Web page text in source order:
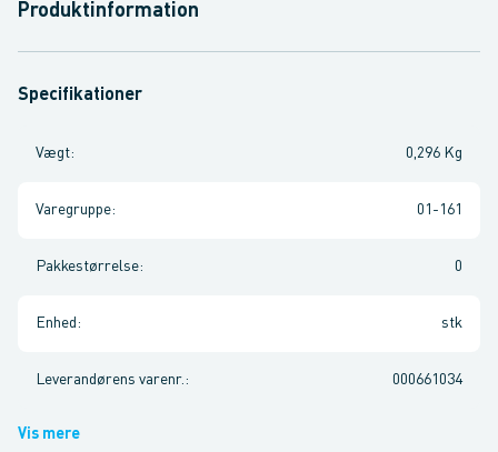
Produktinformation
Specifikationer
Vægt: 0,296 Kg
Varegruppe: 01-161
Pakkestørrelse: 0
Enhed : stk
Leverandørens varenr. : 000661034
Vis mere